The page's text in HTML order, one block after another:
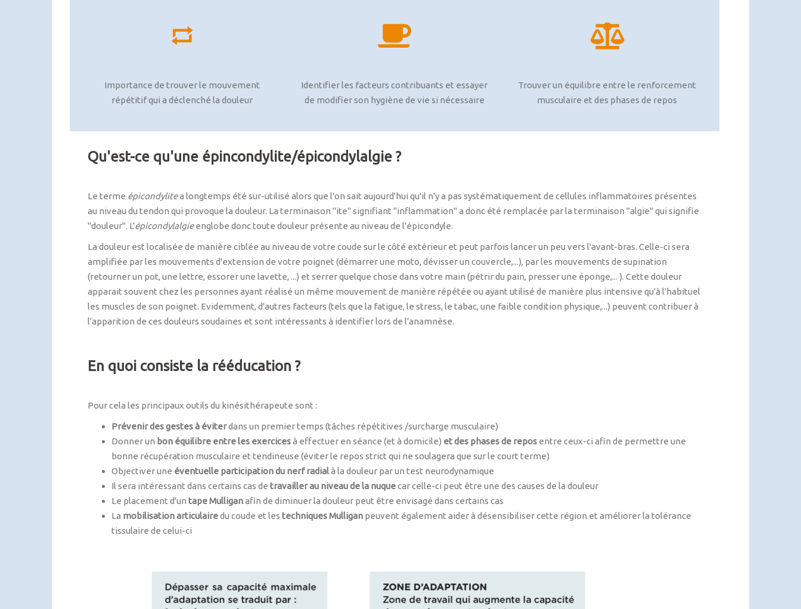
Importance de trouver le mouvement
répétitif qui a déclenché la douleur
Identifier les facteurs contribuants et essayer
de modifier son hygiène de vie si nécessaire
Trouver un équilibre entre le renforcement
musculaire et des phases de repos
Qu'est-ce qu'une épincondylite/épicondylalgie ?
Le terme épicondylitea longtemps été sur-utilisé alors que l'on sait aujourd'hui qu'il n'y a pas systématiquement de cellules inflammatoires présentes
au niveau du tendon qui provoque la douleur. La terminaison "ite" signifiant "inflammation" a donc été remplacée par la terminaison "algie" qui signifie
"douleur". L'épicondylalgieenglobe donc toute douleur présente au niveau de l'épicondyle.
La douleur est localisée de manière ciblée au niveau de votre coude sur le côté extérieur et peut parfois lancer un peu vers l'avant-bras. Celle-ci sera
amplifiée par les mouvements d'extension de votre poignet (démarrer une moto, dévisser un couvercle,...), par les mouvements de supination
(retourner un pot, une lettre, essorer une lavette, ...) et serrer quelque chose dans votre main (pétrir du pain, presser une éponge,... ). Cette douleur
apparait souvent chez les personnes ayant réalisé un même mouvement de manière répétée ou ayant utilisé de manière plus intensive qu'à l'habituel
les muscles de son poignet. Evidemment, d'autres facteurs (tels que la fatigue, le stress, le tabac, une faible condition physique,...) peuvent contribuer à
l'apparition de ces douleurs soudaines et sont intéressants à identifier lors de l'anamnèse.
En quoi consiste la rééducation ?
Pour cela les principaux outils du kinésithérapeute sont :
Prévenir des gestes à éviterdans un premier temps (tâches répétitives /surcharge musculaire)
Donner un bon équilibre entre les exercicesà effectuer en séance (et à domicile) et des phases de repos entre ceux-ci afin de permettre une
bonne récupération musculaire et tendineuse (éviter le repos strict qui ne soulagera que sur le court terme)
Objectiver une éventuelle participation du nerf radialà la douleur par un test neurodynamique
Il sera intéressant dans certains cas de travailler au niveau de la nuquecar celle-ci peut être une des causes de la douleur
Le placement d'un tape Mulliganafin de diminuer la douleur peut être envisagé dans certains cas
La mobilisation articulairedu coude et les techniques Mulligan peuvent également aider à désensibiliser cette région et améliorer la tolérance
tissulaire de celui-ci